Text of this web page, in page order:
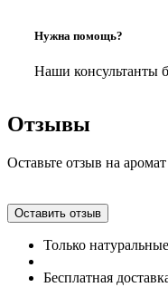
Нужна помощь?
Наши консультанты
Отзывы
Оставьте отзыв на
Оставить отзыв
Только
Бесплатная